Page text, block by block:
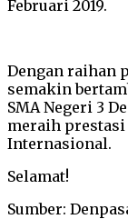
Februari 2019.
Dengan raihan
semakin
SMA Negeri 3
meraih
Internasional.
Selamat!
Sumber: